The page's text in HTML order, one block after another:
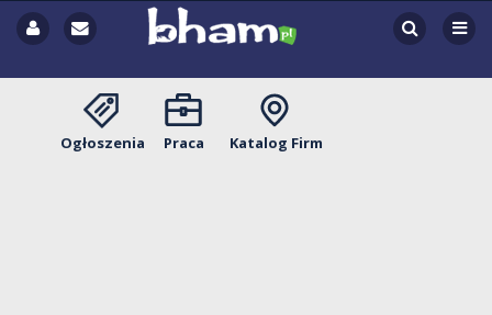
Ogłoszenia Praca Katalog Firm